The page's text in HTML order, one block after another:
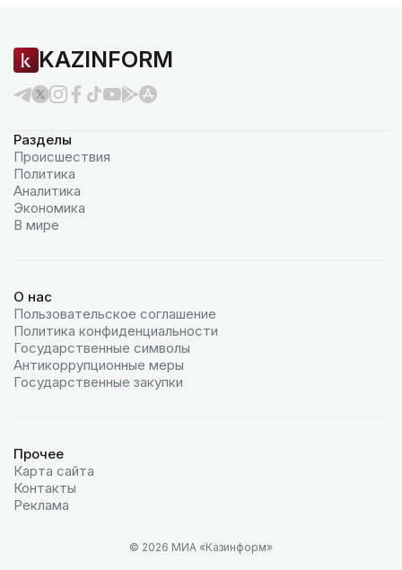
KAZINFORM
Разделы
Происшествия
Политика
Аналитика
Экономика
В мире
О нас
Пользовательское соглашение
Политика конфиденциальности
Государственные символы
Антикоррупционные меры
Государственные закупки
Прочее
Карта сайта
Контакты
Реклама
© 2026 МИА «Казинформ»